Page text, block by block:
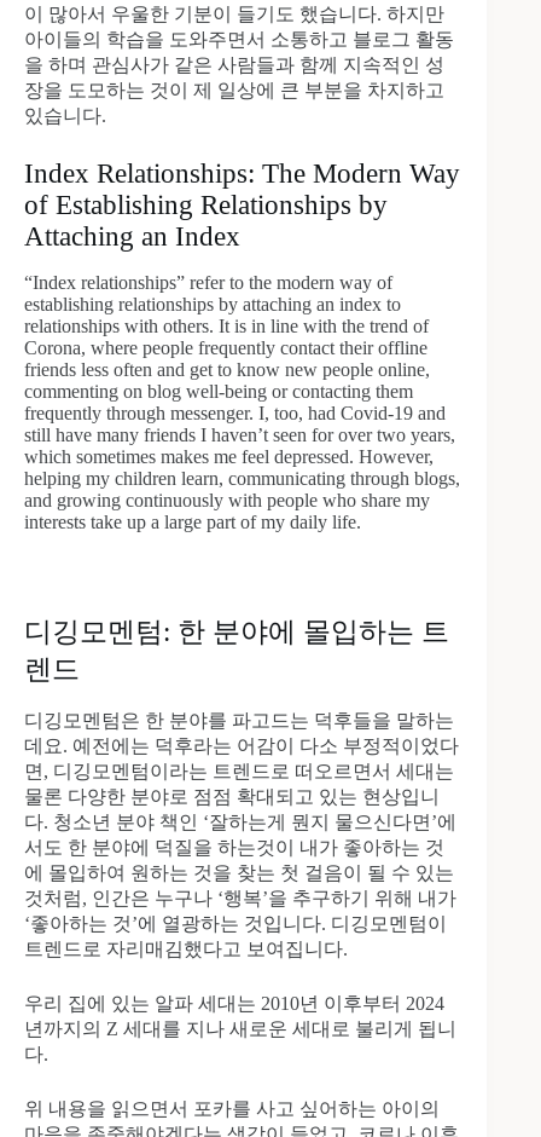
이 많아서 우울한 기분이 들기도 했습니다. 하지만
아이들의 학습을 도와주면서 소통하고 블로그 활동
을 하며 관심사가 같은 사람들과 함께 지속적인 성
장을 도모하는 것이 제 일상에 큰 부분을 차지하고
있습니다.
Index Relationships: The Modern Way
of Establishing Relationships by
Attaching an Index
“Index relationships” refer to the modern way of
establishing relationships by attaching an index to
relationships with others. It is in line with the trend of
Corona, where people frequently contact their offline
friends less often and get to know new people online,
commenting on blog well-being or contacting them
frequently through messenger. I, too, had Covid-19 and
still have many friends I haven’t seen for over two years,
which sometimes makes me feel depressed. However,
helping my children learn, communicating through blogs,
and growing continuously with people who share my
interests take up a large part of my daily life.
디깅모멘텀: 한 분야에 몰입하는 트
렌드
디깅모멘텀은 한 분야를 파고드는 덕후들을 말하는
데요. 예전에는 덕후라는 어감이 다소 부정적이었다
면, 디깅모멘텀이라는 트렌드로 떠오르면서 세대는
물론 다양한 분야로 점점 확대되고 있는 현상입니
다. 청소년 분야 책인 ‘잘하는게 뭔지 물으신다면’에
서도 한 분야에 덕질을 하는것이 내가 좋아하는 것
에 몰입하여 원하는 것을 찾는 첫 걸음이 될 수 있는
것처럼, 인간은 누구나 ‘행복’을 추구하기 위해 내가
‘좋아하는 것’에 열광하는 것입니다. 디깅모멘텀이
트렌드로 자리매김했다고 보여집니다.
우리 집에 있는 알파 세대는 2010년 이후부터 2024
년까지의 Z 세대를 지나 새로운 세대로 불리게 됩니
다.
위 내용을 읽으면서 포카를 사고 싶어하는 아이의